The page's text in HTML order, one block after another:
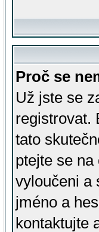
Proč se
Už jste se
registrovat.
tato
ptejte se
vyloučeni a
jméno a
kontaktujte